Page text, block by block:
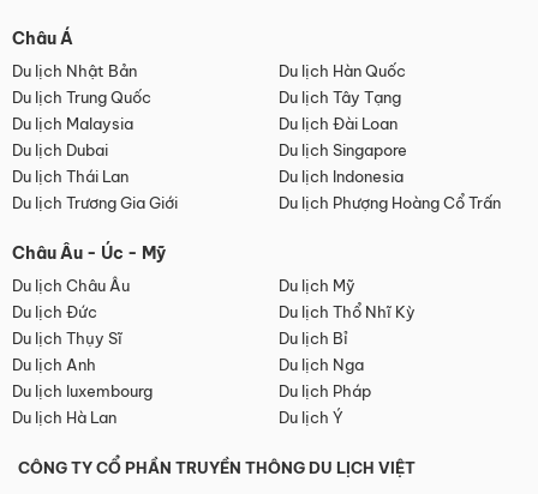
Châu Á
Du lịch Nhật Bản
Du lịch Hàn Quốc
Du lịch Trung Quốc
Du lịch Tây Tạng
Du lịch Malaysia
Du lịch Đài Loan
Du lịch Dubai
Du lịch Singapore
Du lịch Thái Lan
Du lịch Indonesia
Du lịch Trương Gia Giới
Du lịch Phượng Hoàng Cổ Trấn
Châu Âu - Úc - Mỹ
Du lịch Châu Âu
Du lịch Mỹ
Du lịch Đức
Du lịch Thổ Nhĩ Kỳ
Du lịch Thụy Sĩ
Du lịch Bỉ
Du lịch Anh
Du lịch Nga
Du lịch luxembourg
Du lịch Pháp
Du lịch Hà Lan
Du lịch Ý
CÔNG TY CỔ PHẦN TRUYỀN THÔNG DU LỊCH VIỆT